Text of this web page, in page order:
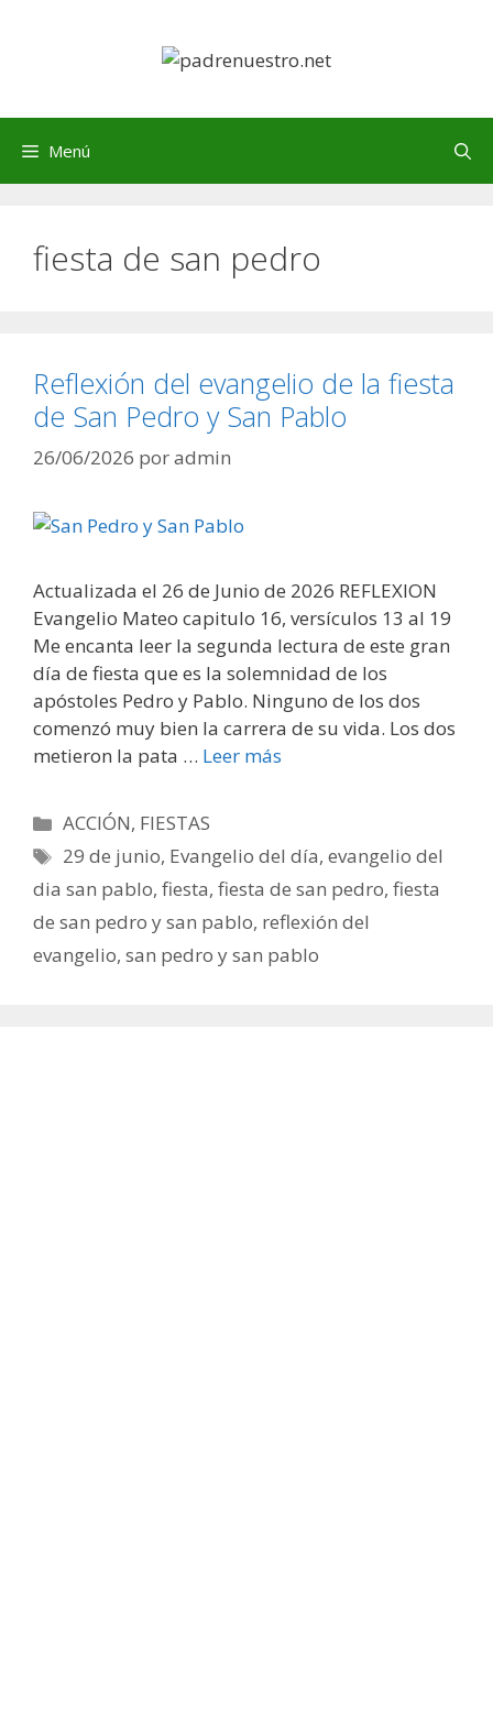
Menú
fiesta de san pedro
Reflexión del evangelio de la fiesta
de San Pedro y San Pablo
26/06/2026 poradmin
Actualizada el 26 de Junio de 2026 REFLEXION
Evangelio Mateo capitulo 16, versículos 13 al 19
Me encanta leer la segunda lectura de este gran
día de fiesta que es la solemnidad de los
apóstoles Pedro y Pablo. Ninguno de los dos
comenzó muy bien la carrera de su vida. Los dos
metieron la pata … Leer más
Categorías
ACCIÓN, FIESTAS
Etiquetas
29 de junio, Evangelio del día,evangelio del
dia san pablo, fiesta, fiesta de san pedro, fiesta
de san pedro y san pablo, reflexión del
evangelio, san pedro y san pablo